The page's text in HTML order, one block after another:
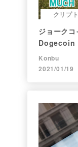
クリプト
ジョーク
Dogecoin
まで。注目
Konbu
2021/01/19